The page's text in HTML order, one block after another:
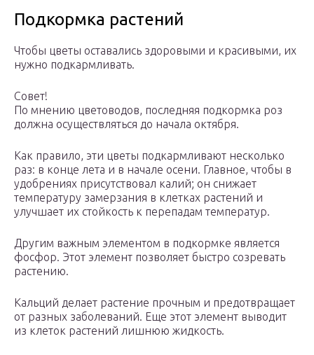
Подкормка растений
Чтобы цветы оставались здоровыми и красивыми, их
нужно подкармливать.
Совет!
По мнению цветоводов, последняя подкормка роз
должна осуществляться до начала октября.
Как правило, эти цветы подкармливают несколько
раз: в конце лета и в начале осени. Главное, чтобы в
удобрениях присутствовал калий; он снижает
температуру замерзания в клетках растений и
улучшает их стойкость к перепадам температур.
Другим важным элементом в подкормке является
фосфор. Этот элемент позволяет быстро созревать
растению.
Кальций делает растение прочным и предотвращает
от разных заболеваний. Еще этот элемент выводит
из клеток растений лишнюю жидкость.